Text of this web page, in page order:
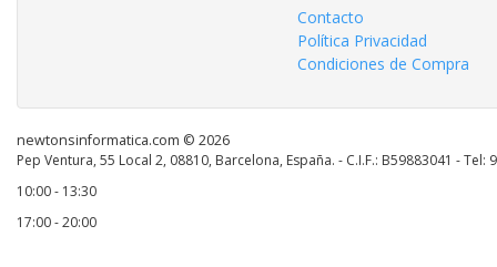
Contacto
Política Privacidad
Condiciones de Compra
newtonsinformatica.com © 2026
Pep Ventura, 55 Local 2, 08810, Barcelona, España. - C.I.F.: B59883041 - Tel:
10:00 - 13:30
17:00 - 20:00